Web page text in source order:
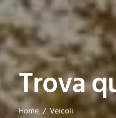
Trova
Home Veicoli